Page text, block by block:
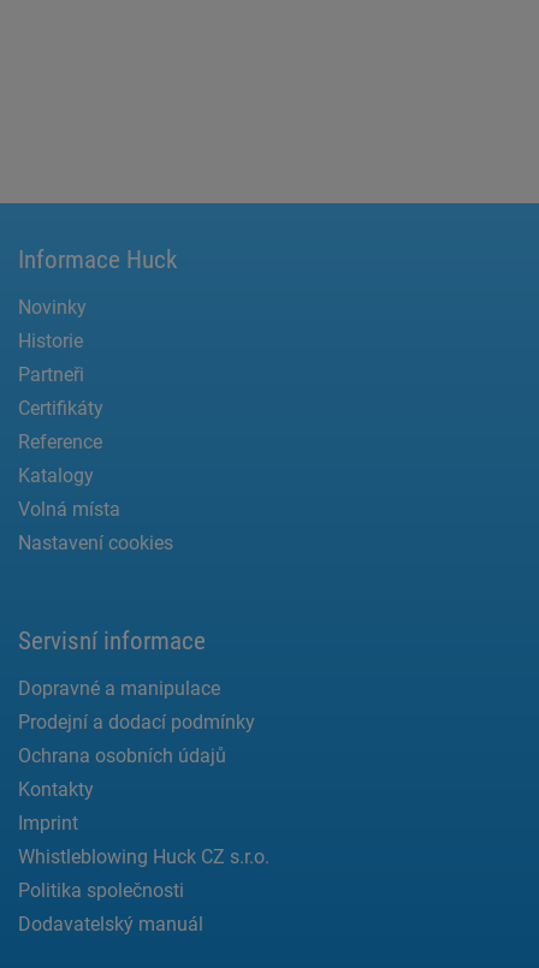
Informace Huck
Novinky
Historie
Partneři
Certifikáty
Reference
Katalogy
Volná místa
Nastavení cookies
Servisní informace
Dopravné a manipulace
Prodejní a dodací podmínky
Ochrana osobních údajů
Kontakty
Imprint
Whistleblowing Huck CZ s.r.o.
Politika společnosti
Dodavatelský manuál